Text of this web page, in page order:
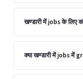
खण्डारी में jobs के लिए
क्या खण्डारी में jobs में